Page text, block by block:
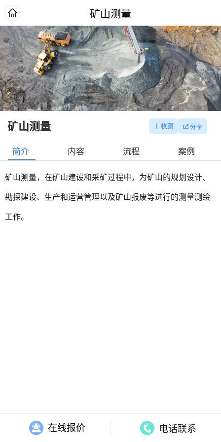
矿山测量
矿山测量
简介 内容 流程 案例
矿山测量，在矿山建设和采矿过程中，为矿山的规划设计、
勘探建设、生产和运营管理以及矿山报废等进行的测量测绘
工作。
在线报价 电话联系